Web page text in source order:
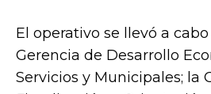
El operativo se llevó a
Gerencia de Desarrollo
Servicios y Municipales; la